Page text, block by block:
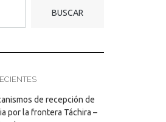
BUSCAR
de recepción de
por la frontera Táchira –